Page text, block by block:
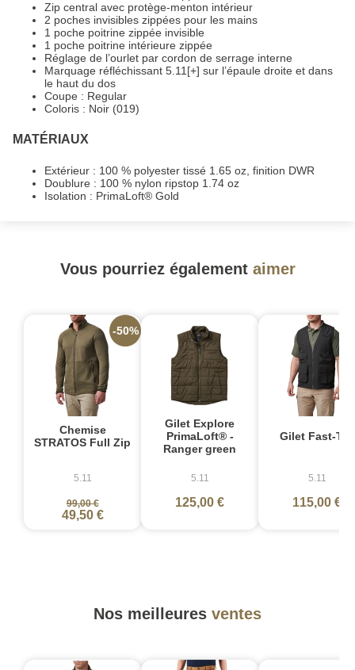
Zip central avec protège-menton intérieur
2 poches invisibles zippées pour les mains
1 poche poitrine zippée invisible
1 poche poitrine intérieure zippée
Réglage de l’ourlet par cordon de serrage interne
Marquage réfléchissant 5.11[+] sur l’épaule droite et dans
le haut du dos
Coupe : Regular
Coloris : Noir (019)
MATÉRIAUX
Extérieur : 100 % polyester tissé 1.65 oz, finition DWR
Doublure : 100 % nylon ripstop 1.74 oz
Isolation : PrimaLoft® Gold
Vous pourriez également aimer
Chemise
STRATOS Full Zip
5.11
99,00 €
49,50 €
-50%
Gilet Explore
PrimaLoft® -
Ranger green
5.11
125,00 €
Gilet Fast-Tac
5.11
115,00 €
Nos meilleures ventes